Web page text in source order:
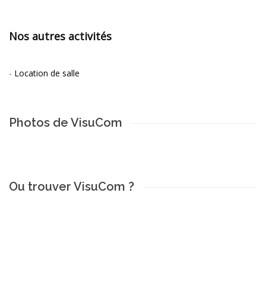
Nos autres activités
- Location de salle
Photos de VisuCom
Ou trouver VisuCom ?